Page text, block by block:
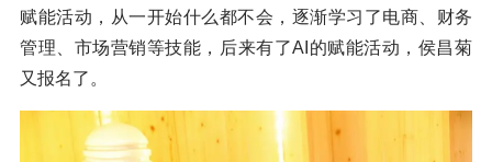
赋能活动，从一开始什么都不会，逐渐学习了电商、财务
管理、市场营销等技能，后来有了AI的赋能活动，侯昌菊
又报名了。